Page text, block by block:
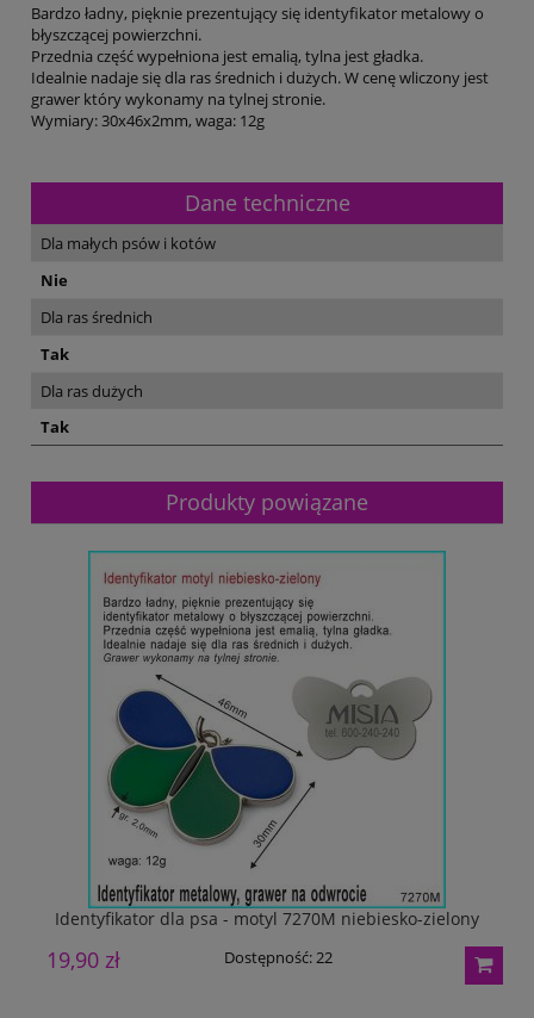
Bardzo ładny, pięknie prezentujący się identyfikator metalowy o
błyszczącej powierzchni.
Przednia część wypełniona jest emalią, tylna jest gładka.
Idealnie nadaje się dla ras średnich i dużych. W cenę wliczony jest
grawer który wykonamy na tylnej stronie.
Wymiary: 30x46x2mm, waga: 12g
Dane techniczne
Dla małych psów i kotów
Nie
Dla ras średnich
Tak
Dla ras dużych
Tak
Produkty powiązane
Identyfikator dla psa - motyl 7270M niebiesko-zielony
19,90 zł Dostępność:22